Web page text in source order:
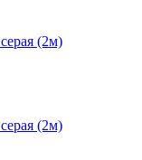
(2м)
(2м)